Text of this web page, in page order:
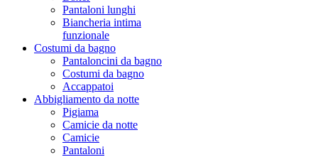
Pantaloni lunghi
Biancheria intima
funzionale
Costumi da bagno
Pantaloncini da bagno
Costumi da bagno
Accappatoi
Abbigliamento da notte
Pigiama
Camicie da notte
Camicie
Pantaloni